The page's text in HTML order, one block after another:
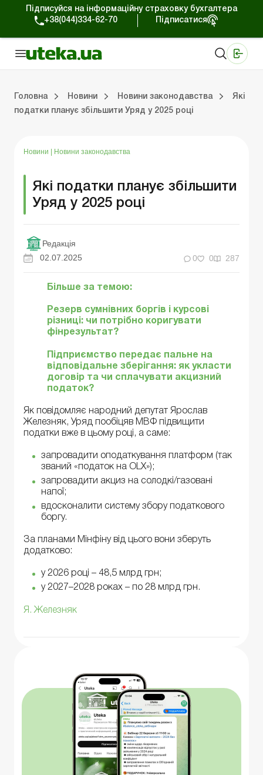
Підписуйся на інформаційну страховку бухгалтера
+38(044)334-62-70
Підписатися
Головна Новини Новини законодавства
Які
податки планує збільшити Уряд у 2025 році
Новини Новини законодавства
Які податки планує збільшити
Уряд у 2025 році
Редакція
02.07.2025
0 0 287
Більше за темою:
Резерв сумнівних боргів і курсові
різниці: чи потрібно коригувати
фінрезультат?
Підприємство передає пальне на
відповідальне зберігання: як укласти
договір та чи сплачувати акцизний
податок?
Як повідомляє народний депутат Ярослав
Железняк, Уряд пообіцяв МВФ підвищити
податки вже в цьому році, а саме:
запровадити оподаткування платформ (так
званий «податок на OLX»);
запровадити акциз на солодкі/газовані
напої;
вдосконалити систему збору податкового
боргу.
За планами Мінфіну від цього вони зберуть
додатково:
у 2026 році – 48,5 млрд грн;
у 2027–2028 роках – по 28 млрд грн.
Я. Железняк